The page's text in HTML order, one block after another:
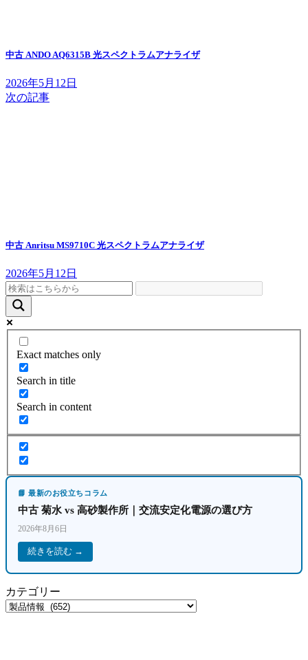
中古 ANDO AQ6315B 光スペクトラムアナライザ
2026年5月12日
次の記事
中古 Anritsu MS9710C 光スペクトラムアナライザ
2026年5月12日
Exact matches only
Search in title
Search in content
📘 最新のお役立ちコラム
中古 菊水 vs 高砂製作所｜交流安定化電源の選び方
2026年8月6日
続きを読む →
カテゴリー